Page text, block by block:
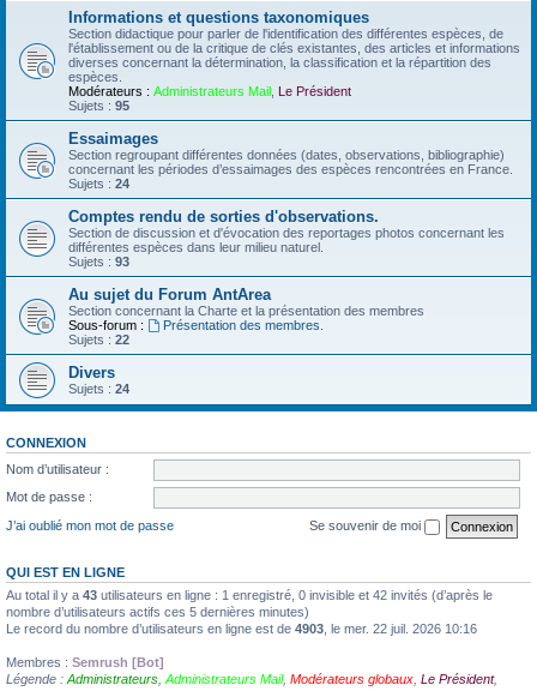
Informations et questions taxonomiques
Section didactique pour parler de l'identification des différentes espèces, de
l'établissement ou de la critique de clés existantes, des articles et informations
diverses concernant la détermination, la classification et la répartition des
espèces.
Modérateurs : Administrateurs Mail Le Président
Sujets : 95
Essaimages
Section regroupant différentes données (dates, observations, bibliographie)
concernant les périodes d’essaimages des espèces rencontrées en France.
Sujets : 24
Comptes rendu de sorties d'observations.
Section de discussion et d'évocation des reportages photos concernant les
différentes espèces dans leur milieu naturel.
Sujets : 93
Au sujet du Forum AntArea
Section concernant la Charte et la présentation des membres
Sous-forum :
Présentation des membres.
Sujets : 22
Divers
Sujets : 24
CONNEXION
Nom d’utilisateur :
Mot de passe :
J’ai oublié mon mot de passe
Se souvenir de moi
QUI EST EN LIGNE
Au total il y a 43 utilisateurs en ligne : 1 enregistré, 0 invisible et 42 invités (d’après le
nombre d’utilisateurs actifs ces 5 dernières minutes)
Le record du nombre d’utilisateurs en ligne est de 4903 , le mer. 22 juil. 2026 10:16
Membres : Semrush [Bot]
Légende : Administrateurs Administrateurs Mail, Modérateurs globaux Le Président,